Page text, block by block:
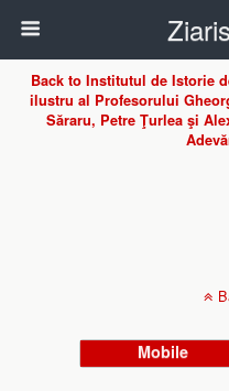
Back to Institutul de Istorie
ilustru al Profesorului
Săraru, Petre Ţurlea şi
Mobile